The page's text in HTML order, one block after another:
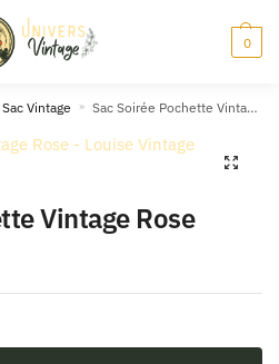
0
Sac Vintage » Sac Soirée Pochette Vintage Rose
🔍
Vintage Rose